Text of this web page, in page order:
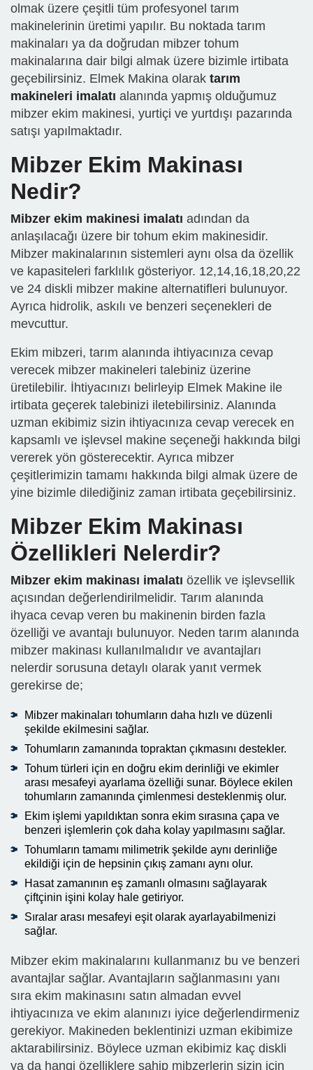
olmak üzere çeşitli tüm profesyonel tarım
makinelerinin üretimi yapılır. Bu noktada tarım
makinaları ya da doğrudan mibzer tohum
makinalarına dair bilgi almak üzere bizimle irtibata
geçebilirsiniz. Elmek Makina olarak tarım
makineleri imalatı alanında yapmış olduğumuz
mibzer ekim makinesi, yurtiçi ve yurtdışı pazarında
satışı yapılmaktadır.
Mibzer Ekim Makinası
Nedir?
Mibzer ekim makinesi imalatı adından da
anlaşılacağı üzere bir tohum ekim makinesidir.
Mibzer makinalarının sistemleri aynı olsa da özellik
ve kapasiteleri farklılık gösteriyor. 12,14,16,18,20,22
ve 24 diskli mibzer makine alternatifleri bulunuyor.
Ayrıca hidrolik, askılı ve benzeri seçenekleri de
mevcuttur.
Ekim mibzeri, tarım alanında ihtiyacınıza cevap
verecek mibzer makineleri talebiniz üzerine
üretilebilir. İhtiyacınızı belirleyip Elmek Makine ile
irtibata geçerek talebinizi iletebilirsiniz. Alanında
uzman ekibimiz sizin ihtiyacınıza cevap verecek en
kapsamlı ve işlevsel makine seçeneği hakkında bilgi
vererek yön gösterecektir. Ayrıca mibzer
çeşitlerimizin tamamı hakkında bilgi almak üzere de
yine bizimle dilediğiniz zaman irtibata geçebilirsiniz.
Mibzer Ekim Makinası
Özellikleri Nelerdir?
Mibzer ekim makinası imalatı özellik ve işlevsellik
açısından değerlendirilmelidir. Tarım alanında
ihyaca cevap veren bu makinenin birden fazla
özelliği ve avantajı bulunuyor. Neden tarım alanında
mibzer makinası kullanılmalıdır ve avantajları
nelerdir sorusuna detaylı olarak yanıt vermek
gerekirse de;
Mibzer makinaları tohumların daha hızlı ve düzenli
şekilde ekilmesini sağlar.
Tohumların zamanında topraktan çıkmasını destekler.
Tohum türleri için en doğru ekim derinliği ve ekimler
arası mesafeyi ayarlama özelliği sunar. Böylece ekilen
tohumların zamanında çimlenmesi desteklenmiş olur.
Ekim işlemi yapıldıktan sonra ekim sırasına çapa ve
benzeri işlemlerin çok daha kolay yapılmasını sağlar.
Tohumların tamamı milimetrik şekilde aynı derinliğe
ekildiği için de hepsinin çıkış zamanı aynı olur.
Hasat zamanının eş zamanlı olmasını sağlayarak
çiftçinin işini kolay hale getiriyor.
Sıralar arası mesafeyi eşit olarak ayarlayabilmenizi
sağlar.
Mibzer ekim makinalarını kullanmanız bu ve benzeri
avantajlar sağlar. Avantajların sağlanmasını yanı
sıra ekim makinasını satın almadan evvel
ihtiyacınıza ve ekim alanınızı iyice değerlendirmeniz
gerekiyor. Makineden beklentinizi uzman ekibimize
aktarabilirsiniz. Böylece uzman ekibimiz kaç diskli
ya da hangi özelliklere sahip mibzerlerin sizin için